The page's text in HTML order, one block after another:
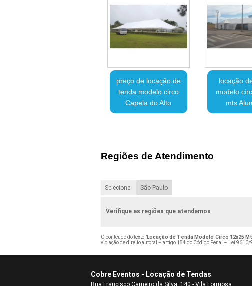
preço de locação de
tenda modelo circo
Capela do Alto
locação
modelo
mts
Regiões de Atendimento
Selecione: São Paulo
Verifique as regiões que atendemos
O conteúdo do texto "Locação de Tenda Modelo Circo 12x25
violação de direito autoral – artigo 184 do Código Penal – Lei 9610/
Cobre Eventos - Locação de Tendas
Rua Francisco Carneiro da Silva, 140 - Vila Formosa